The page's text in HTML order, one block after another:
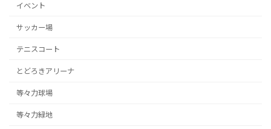
イベント
サッカー場
テニスコート
とどろきアリーナ
等々力球場
等々力緑地